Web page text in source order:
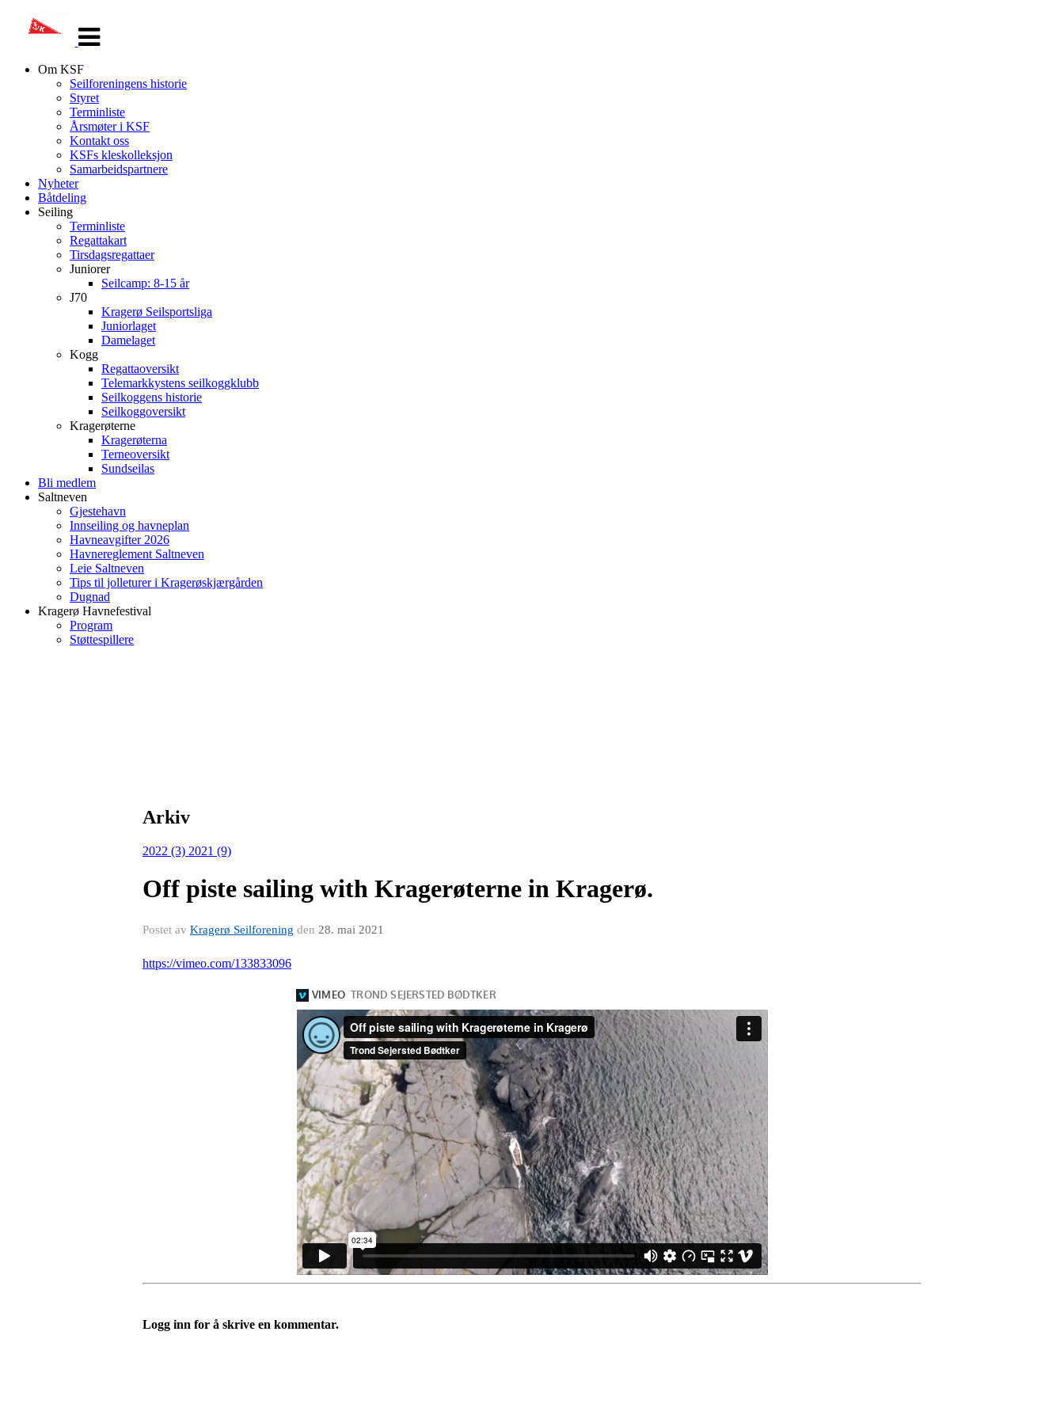
navigasjon
Om KSF
Seilforeningens historie
Styret
Terminliste
Årsmøter i KSF
Kontakt oss
KSFs kleskolleksjon
Samarbeidspartnere
Nyheter
Båtdeling
Seiling
Terminliste
Regattakart
Tirsdagsregattaer
Juniorer
Seilcamp: 8-15 år
J70
Kragerø Seilsportsliga
Juniorlaget
Damelaget
Kogg
Regattaoversikt
Telemarkkystens seilkoggklubb
Seilkoggens historie
Seilkoggoversikt
Kragerøterne
Kragerøterna
Terneoversikt
Sundseilas
Bli medlem
Saltneven
Gjestehavn
Innseiling og havneplan
Havneavgifter 2026
Havnereglement Saltneven
Leie Saltneven
Tips til jolleturer i Kragerøskjærgården
Dugnad
Kragerø Havnefestival
Program
Støttespillere
Arkiv
2022 (3) 2021 (9)
Off piste sailing with Kragerøterne in Kragerø.
Postet av Kragerø Seilforening den 28. mai 2021
https://vimeo.com/133833096
Logg inn for å skrive en kommentar.